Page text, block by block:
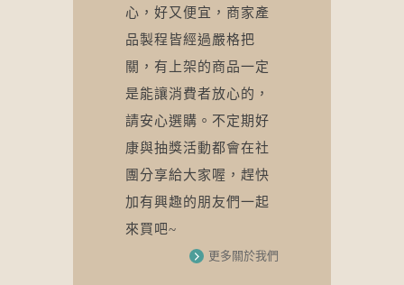
心，好又便宜，商家產
品製程皆經過嚴格把
關，有上架的商品一定
是能讓消費者放心的，
請安心選購。不定期好
康與抽獎活動都會在社
團分享給大家喔，趕快
加有興趣的朋友們一起
來買吧~
更多關於我們